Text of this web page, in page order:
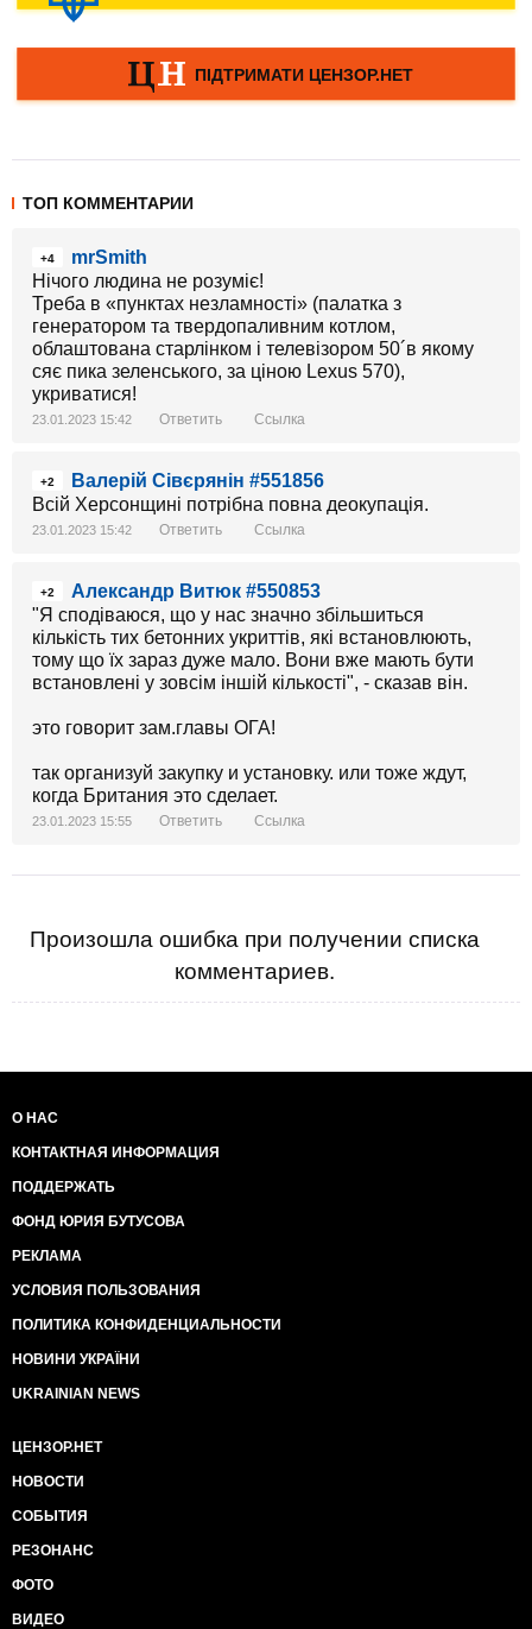
ТОП КОММЕНТАРИИ
+4
mrSmith
Нічого людина не розуміє!
Треба в «пунктах незламності» (палатка з
генератором та твердопаливним котлом,
облаштована старлінком і телевізором 50´в якому
сяє пика зеленського, за ціною Lexus 570),
укриватися!
23.01.2023 15:42 Ответить Ссылка
+2
Валерій Сівєрянін #551856
Всій Херсонщині потрібна повна деокупація.
23.01.2023 15:42 Ответить Ссылка
+2
Александр Витюк #550853
"Я сподіваюся, що у нас значно збільшиться
кількість тих бетонних укриттів, які встановлюють,
тому що їх зараз дуже мало. Вони вже мають бути
встановлені у зовсім іншій кількості", - сказав він.
это говорит зам.главы ОГА!
так организуй закупку и установку. или тоже ждут,
когда Британия это сделает.
23.01.2023 15:55 Ответить Ссылка
Произошла ошибка при получении списка
комментариев.
О НАС
КОНТАКТНАЯ ИНФОРМАЦИЯ
ПОДДЕРЖАТЬ
ФОНД ЮРИЯ БУТУСОВА
РЕКЛАМА
УСЛОВИЯ ПОЛЬЗОВАНИЯ
ПОЛИТИКА КОНФИДЕНЦИАЛЬНОСТИ
НОВИНИ УКРАЇНИ
UKRAINIAN NEWS
ЦЕНЗОР.НЕТ
НОВОСТИ
СОБЫТИЯ
РЕЗОНАНС
ФОТО
ВИДЕО